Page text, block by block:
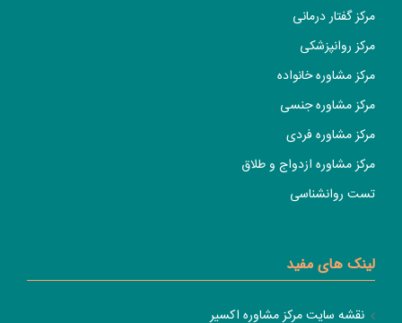
مرکز گفتار درمانی
مرکز روانپزشکی
مرکز مشاوره خانواده
مرکز مشاوره جنسی
مرکز مشاوره فردی
مرکز مشاوره ازدواج و طلاق
تست روانشناسی
لینک های مفید
نقشه سایت مرکز مشاوره اکسیر